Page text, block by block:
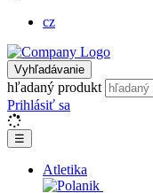
cz
Vyhľadávanie
hľadaný produkt
Prihlásiť sa
☰
Atletika